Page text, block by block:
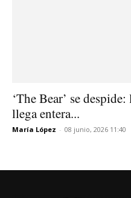
‘The Bear’ se
llega entera...
María López - 08 junio, 2026 11:40